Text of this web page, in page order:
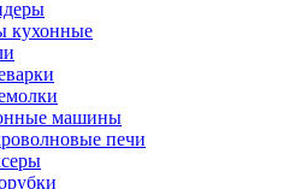
кухонные
машины
печи